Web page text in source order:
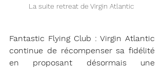
La suite retreat de Virgin Atlantic
Fantastic Flying Club : Virgin Atlantic
continue de récompenser sa fidélité
en proposant désormais une